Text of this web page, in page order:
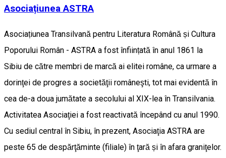
Asociațiunea ASTRA
Asociațiunea Transilvană pentru Literatura Română și Cultura
Poporului Român - ASTRA a fost înființată în anul 1861 la
Sibiu de către membri de marcă ai elitei române, ca urmare a
dorinţei de progres a societăţii româneşti, tot mai evidentă în
cea de-a doua jumătate a secolului al XIX-lea în Transilvania.
Activitatea Asociaţiei a fost reactivată începând cu anul 1990.
Cu sediul central în Sibiu, în prezent, Asociaţia ASTRA are
peste 65 de despărţăminte (filiale) în ţară și în afara graniţelor.